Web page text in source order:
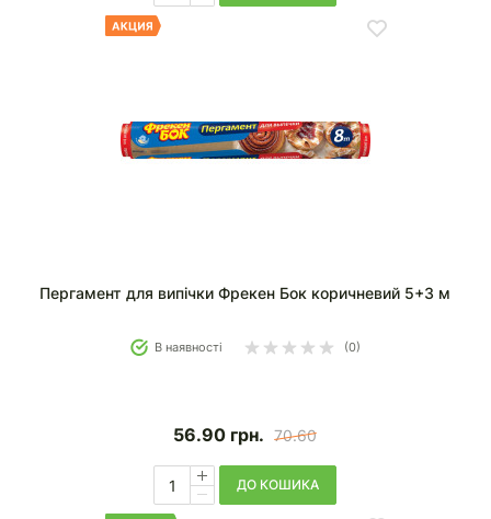
Пергамент для випічки Фрекен Бок коричневий 5+3 м
В наявності (0)
56.90 грн. 70.60
ДО КОШИКА